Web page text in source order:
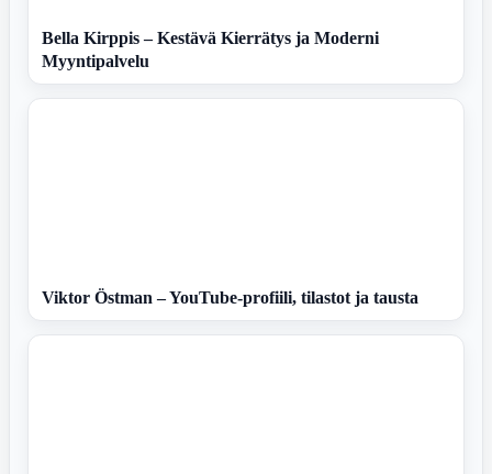
Bella Kirppis – Kestävä Kierrätys ja Moderni
Myyntipalvelu
Viktor Östman – YouTube-profiili, tilastot ja tausta